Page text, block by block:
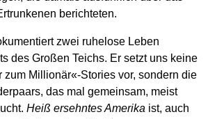
berichteten.
zwei ruhelose Leben
des Großen Teichs. Er setzt uns keine
zum Millionär«-Stories vor, sondern die
das mal gemeinsam, meist
Heiß ersehntes Amerika ist, auch